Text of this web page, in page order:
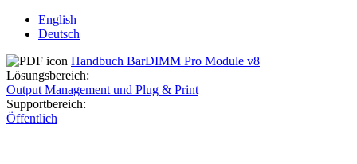
English
Deutsch
Handbuch BarDIMM Pro Module v8
Lösungsbereich:
Output Management und Plug & Print
Supportbereich:
Öffentlich